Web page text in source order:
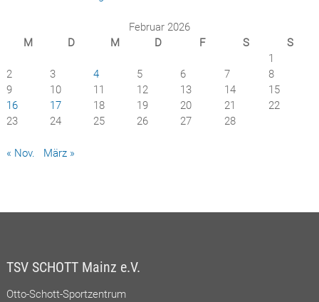
Februar 2026
M
D M D F S
S
1
2
3 4 5 6 7
8
9
10 11 12 13 14
15
16
17 18 19 20 21
22
23
24 25 26 27 28
« Nov. März »
TSV SCHOTT Mainz e.V.
Otto-Schott-Sportzentrum